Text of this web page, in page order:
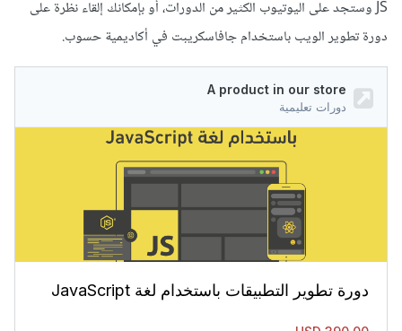
JS وستجد على اليوتيوب الكثير من الدورات، أو بإمكانك إلقاء نظرة على
دورة تطوير الويب باستخدام جافاسكريبت في أكاديمية حسوب.